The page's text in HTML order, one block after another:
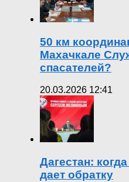
50 км
Махачкале
спасателей?
20.03.2026 12:41
Дагестан:
дает обратку